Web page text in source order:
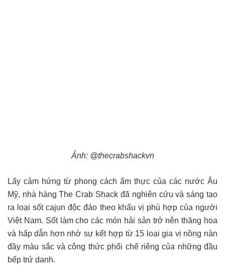
Ảnh: @thecrabshackvn
Lấy cảm hứng từ phong cách ẩm thực của các nước Âu
Mỹ, nhà hàng The Crab Shack đã nghiên cứu và sáng tạo
ra loại sốt cajun độc đáo theo khẩu vị phù hợp của người
Việt Nam. Sốt làm cho các món hải sản trở nên thăng hoa
và hấp dẫn hơn nhờ sự kết hợp từ 15 loại gia vị nồng nàn
đầy màu sắc và công thức phối chế riêng của những đầu
bếp trứ danh.